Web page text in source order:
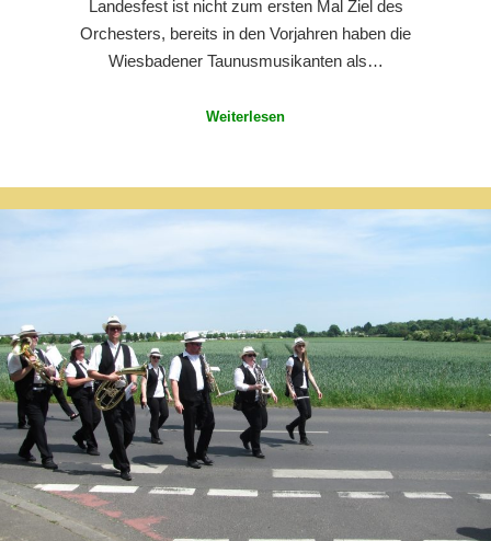
Landesfest ist nicht zum ersten Mal Ziel des
Orchesters, bereits in den Vorjahren haben die
Wiesbadener Taunusmusikanten als…
Weiterlesen